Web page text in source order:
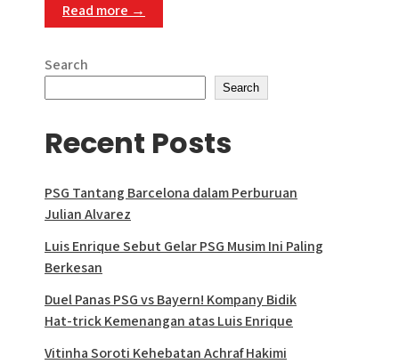
Read more →
Search
Search
Recent Posts
PSG Tantang Barcelona dalam Perburuan
Julian Alvarez
Luis Enrique Sebut Gelar PSG Musim Ini Paling
Berkesan
Duel Panas PSG vs Bayern! Kompany Bidik
Hat-trick Kemenangan atas Luis Enrique
Vitinha Soroti Kehebatan Achraf Hakimi